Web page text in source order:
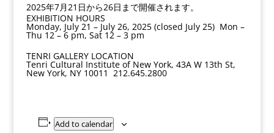
2025年7月21日から26日まで開催されます。
EXHIBITION HOURS
Monday, July 21 – July 26, 2025 (closed July 25) Mon –
Thu 12 – 6 pm, Sat 12 – 3 pm
TENRI GALLERY LOCATION
Tenri Cultural Institute of New York, 43A W 13th St,
New York, NY 10011 212.645.2800
Add to calendar